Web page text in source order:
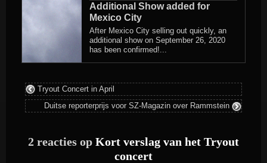
Additional Show added for
Mexico City
After Mexico City selling out quickly, an
additional show on September 26, 2020
has been confirmed!...
Tryout Concert in April
Duitse reporterprijs voor SZ-Magazin over Rammstein
2 reacties op Kort verslag van het Tryout
concert